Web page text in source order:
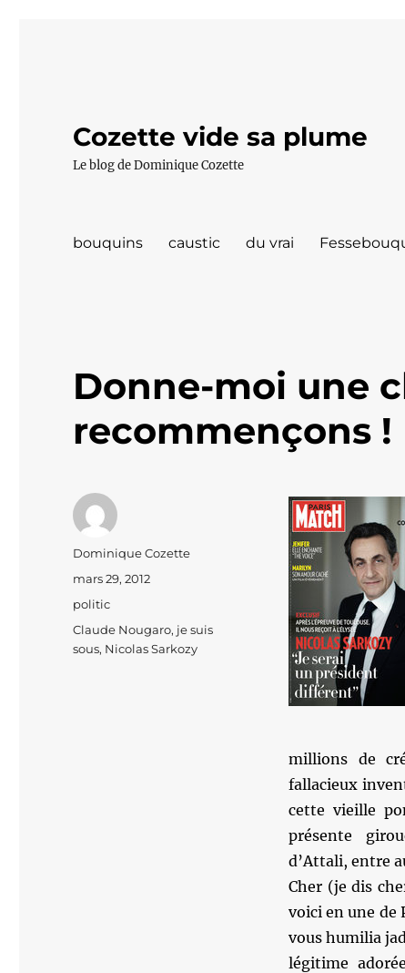
Cozette vide sa plume
Le blog de Dominique Cozette
bouquins caustic du vrai
Donne-moi une
recommençons !
millions de
fallacieux
cette vieille
présente
d’Attali, entre
Cher (je dis
voici en une de
vous humilia
légitime
Auteur
Dominique Cozette
Publié
mars 29, 2012
Catégories
politic
Étiquettes
Claude Nougaro, je suis
sous, Nicolas Sarkozy